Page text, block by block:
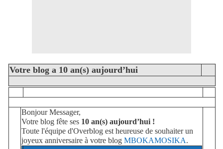
Votre blog a 10 an(s) aujourd’hui
Bonjour Messager,
Votre blog fête ses 10 an(s) aujourd’hui !
Toute l'équipe d'Overblog est heureuse de souhaiter un
joyeux anniversaire à votre blog MBOKAMOSIKA.